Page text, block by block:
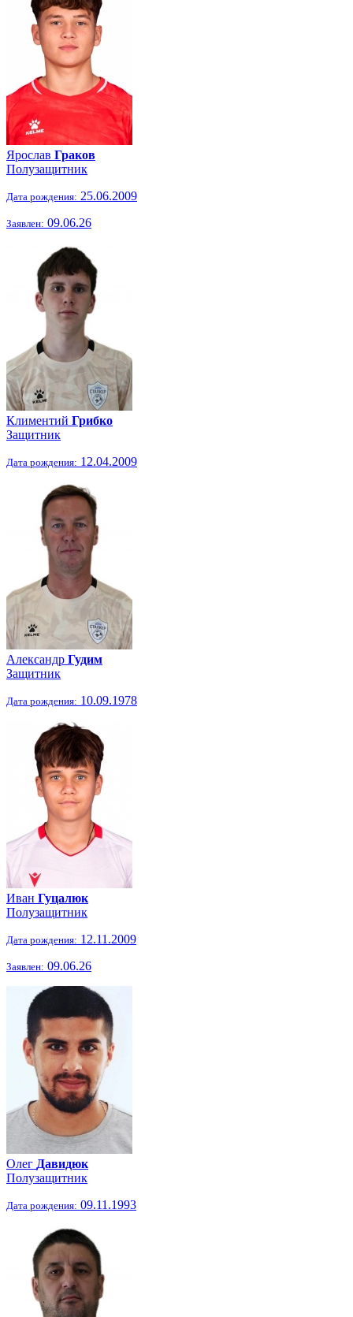
Ярослав Граков
Полузащитник
Дата рождения: 25.06.2009
Заявлен: 09.06.26
Климентий Грибко
Защитник
Дата рождения: 12.04.2009
Александр Гудим
Защитник
Дата рождения: 10.09.1978
Иван Гуцалюк
Полузащитник
Дата рождения: 12.11.2009
Заявлен: 09.06.26
Олег Давидюк
Полузащитник
Дата рождения: 09.11.1993